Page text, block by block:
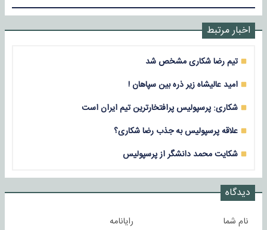
اخبار مرتبط
تیم رضا شکاری مشخص شد
امید عالیشاه زیر ذره بین سپاهان !
شکاری: پرسپولیس پرافتخارترین تیم ایران است
علاقه پرسپولیس به جذب رضا شکاری؟
شکایت محمد دانشگر از پرسپولیس
دیدگاه
نام شما رایانامه